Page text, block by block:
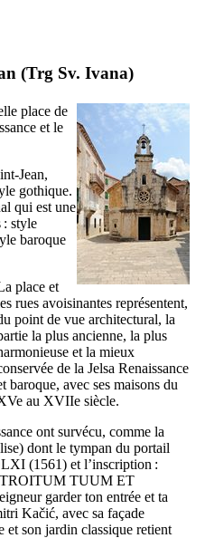
(Trg Sv. Ivana)
place de
et le
Jean,
gothique.
qui est une
: style
baroque
place et
rues avoisinantes représentent,
point de vue architectural, la
la plus ancienne, la plus
et la mieux
de la Jelsa Renaissance
baroque, avec ses maisons du
au XVIIe siècle.
ont survécu, comme la
dont le tympan du portail
(1561) et l’inscription :
TUUM ET
garder ton entrée et ta
Kačić, avec sa façade
et son jardin classique retient